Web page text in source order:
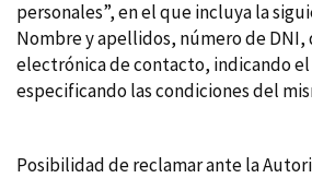
personales”, en el que incluya la
Nombre y apellidos, número de
electrónica de contacto, indicando
especificando las condiciones del
Posibilidad de reclamar ante la